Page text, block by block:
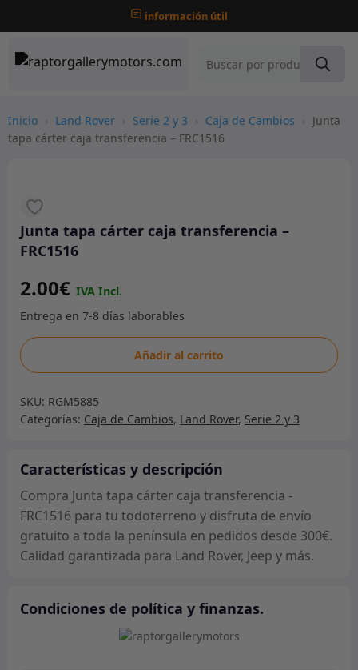
información útil
Inicio › Land Rover › Serie 2 y 3 › Caja de Cambios › Junta
tapa cárter caja transferencia – FRC1516
Junta tapa cárter caja transferencia –
FRC1516
2.00€
Junta
tapa
caja
transferencia
FRC1516
Añadir al carrito
SKU: RGM5885
Categorías: Caja de Cambios, Land Rover, Serie 2 y 3
Características y descripción
Compra Junta tapa cárter caja transferencia -
FRC1516 para tu todoterreno y disfruta de envío
gratuito a toda la península en pedidos desde 300€.
Calidad garantizada para Land Rover, Jeep y más.
Condiciones de política y finanzas.